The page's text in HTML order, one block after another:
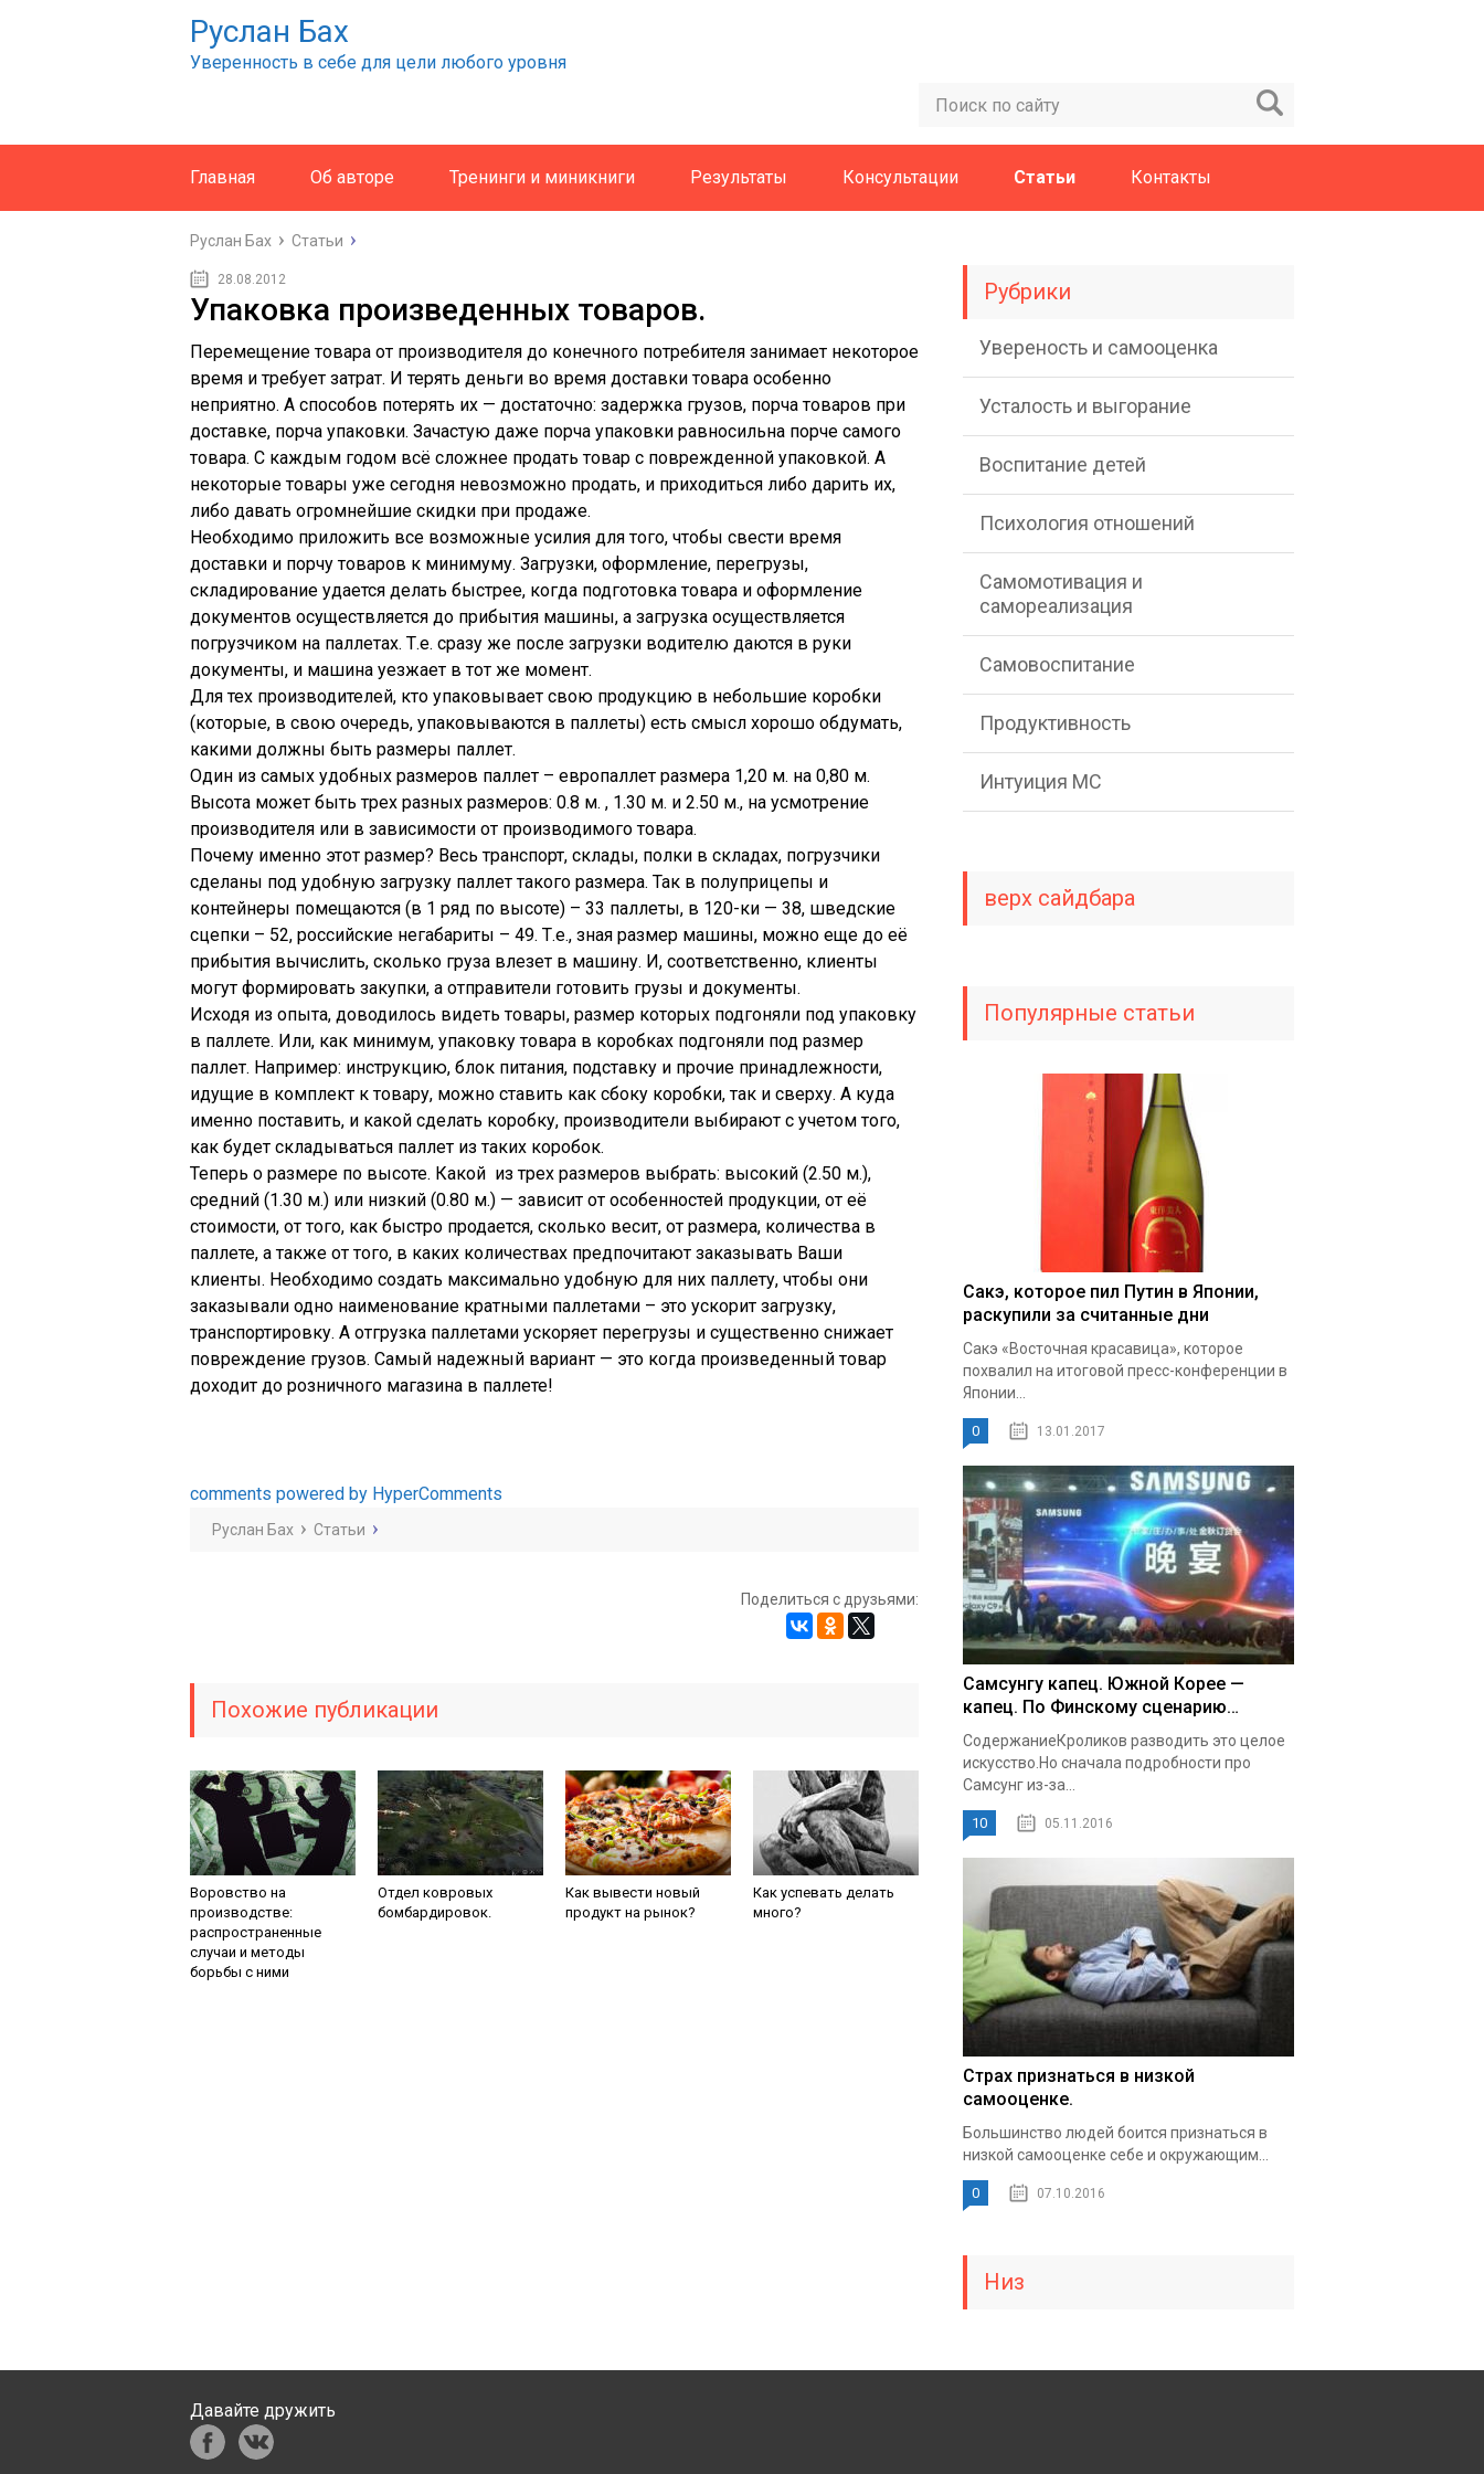
Руслан Бах
Уверенность в себе для цели любого уровня
Главная Об авторе Тренинги и миникниги Результаты Консультации Статьи Контакты
Руслан Бах Статьи
28.08.2012
Упаковка произведенных товаров.
Перемещение товара от производителя до конечного потребителя занимает некоторое
время и требует затрат. И терять деньги во время доставки товара особенно
неприятно. А способов потерять их — достаточно: задержка грузов, порча товаров при
доставке, порча упаковки. Зачастую даже порча упаковки равносильна порче самого
товара. С каждым годом всё сложнее продать товар с поврежденной упаковкой. А
некоторые товары уже сегодня невозможно продать, и приходиться либо дарить их,
либо давать огромнейшие скидки при продаже.
Необходимо приложить все возможные усилия для того, чтобы свести время
доставки и порчу товаров к минимуму. Загрузки, оформление, перегрузы,
складирование удается делать быстрее, когда подготовка товара и оформление
документов осуществляется до прибытия машины, а загрузка осуществляется
погрузчиком на паллетах. Т.е. сразу же после загрузки водителю даются в руки
документы, и машина уезжает в тот же момент.
Для тех производителей, кто упаковывает свою продукцию в небольшие коробки
(которые, в свою очередь, упаковываются в паллеты) есть смысл хорошо обдумать,
какими должны быть размеры паллет.
Один из самых удобных размеров паллет – европаллет размера 1,20 м. на 0,80 м.
Высота может быть трех разных размеров: 0.8 м. , 1.30 м. и 2.50 м., на усмотрение
производителя или в зависимости от производимого товара.
Почему именно этот размер? Весь транспорт, склады, полки в складах, погрузчики
сделаны под удобную загрузку паллет такого размера. Так в полуприцепы и
контейнеры помещаются (в 1 ряд по высоте) – 33 паллеты, в 120-ки — 38, шведские
сцепки – 52, российские негабариты – 49. Т.е., зная размер машины, можно еще до её
прибытия вычислить, сколько груза влезет в машину. И, соответственно, клиенты
могут формировать закупки, а отправители готовить грузы и документы.
Исходя из опыта, доводилось видеть товары, размер которых подгоняли под упаковку
в паллете. Или, как минимум, упаковку товара в коробках подгоняли под размер
паллет. Например: инструкцию, блок питания, подставку и прочие принадлежности,
идущие в комплект к товару, можно ставить как сбоку коробки, так и сверху. А куда
именно поставить, и какой сделать коробку, производители выбирают с учетом того,
как будет складываться паллет из таких коробок.
Теперь о размере по высоте. Какой из трех размеров выбрать: высокий (2.50 м.),
средний (1.30 м.) или низкий (0.80 м.) — зависит от особенностей продукции, от её
стоимости, от того, как быстро продается, сколько весит, от размера, количества в
паллете, а также от того, в каких количествах предпочитают заказывать Ваши
клиенты. Необходимо создать максимально удобную для них паллету, чтобы они
заказывали одно наименование кратными паллетами – это ускорит загрузку,
транспортировку. А отгрузка паллетами ускоряет перегрузы и существенно снижает
повреждение грузов. Самый надежный вариант — это когда произведенный товар
доходит до розничного магазина в паллете!
comments powered by HyperComments
Руслан Бах Статьи
Поделиться с друзьями:
Похожие публикации
Воровство на
производстве:
распространенные
случаи и методы
борьбы с ними
Отдел ковровых
бомбардировок.
Как вывести новый
продукт на рынок?
Как успевать делать
много?
Рубрики
Увереность и самооценка
Усталость и выгорание
Воспитание детей
Психология отношений
Самомотивация и
самореализация
Самовоспитание
Продуктивность
Интуиция МС
верх сайдбара
Популярные статьи
Сакэ, которое пил Путин в Японии,
раскупили за считанные дни
Сакэ «Восточная красавица», которое
похвалил на итоговой пресс-конференции в
Японии...
0 13.01.2017
Самсунгу капец. Южной Корее —
капец. По Финскому сценарию…
СодержаниеКроликов разводить это целое
искусство.Но сначала подробности про
Самсунг из-за...
10 05.11.2016
Страх признаться в низкой
самооценке.
Большинство людей боится признаться в
низкой самооценке себе и окружающим...
0 07.10.2016
Низ
Давайте дружить